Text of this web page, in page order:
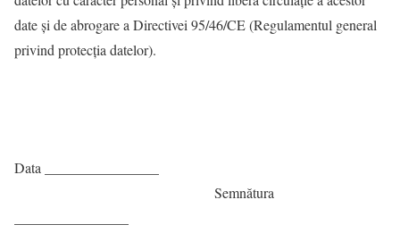
date şi de abrogare a Directivei 95/46/CE (Regulamentul general
privind protecţia datelor).
Data ________________
Semnătura